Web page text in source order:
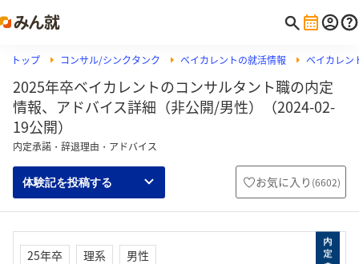
トップ コンサル/シンクタンク ベイカレントの就活情報 ベイカレン
2025年卒ベイカレントのコンサルタント職の内定
情報、アドバイス詳細（非公開/男性）（2024-02-
19公開）
内定承諾・辞退理由・アドバイス
体験記を投稿する お気に入り (6602)
25年卒 理系
男性